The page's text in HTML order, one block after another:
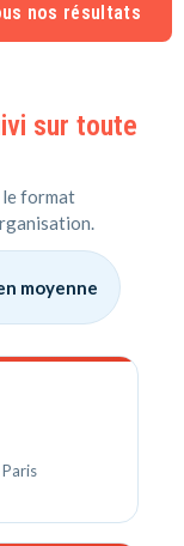
nos résultats
sur toute
le format
moyenne